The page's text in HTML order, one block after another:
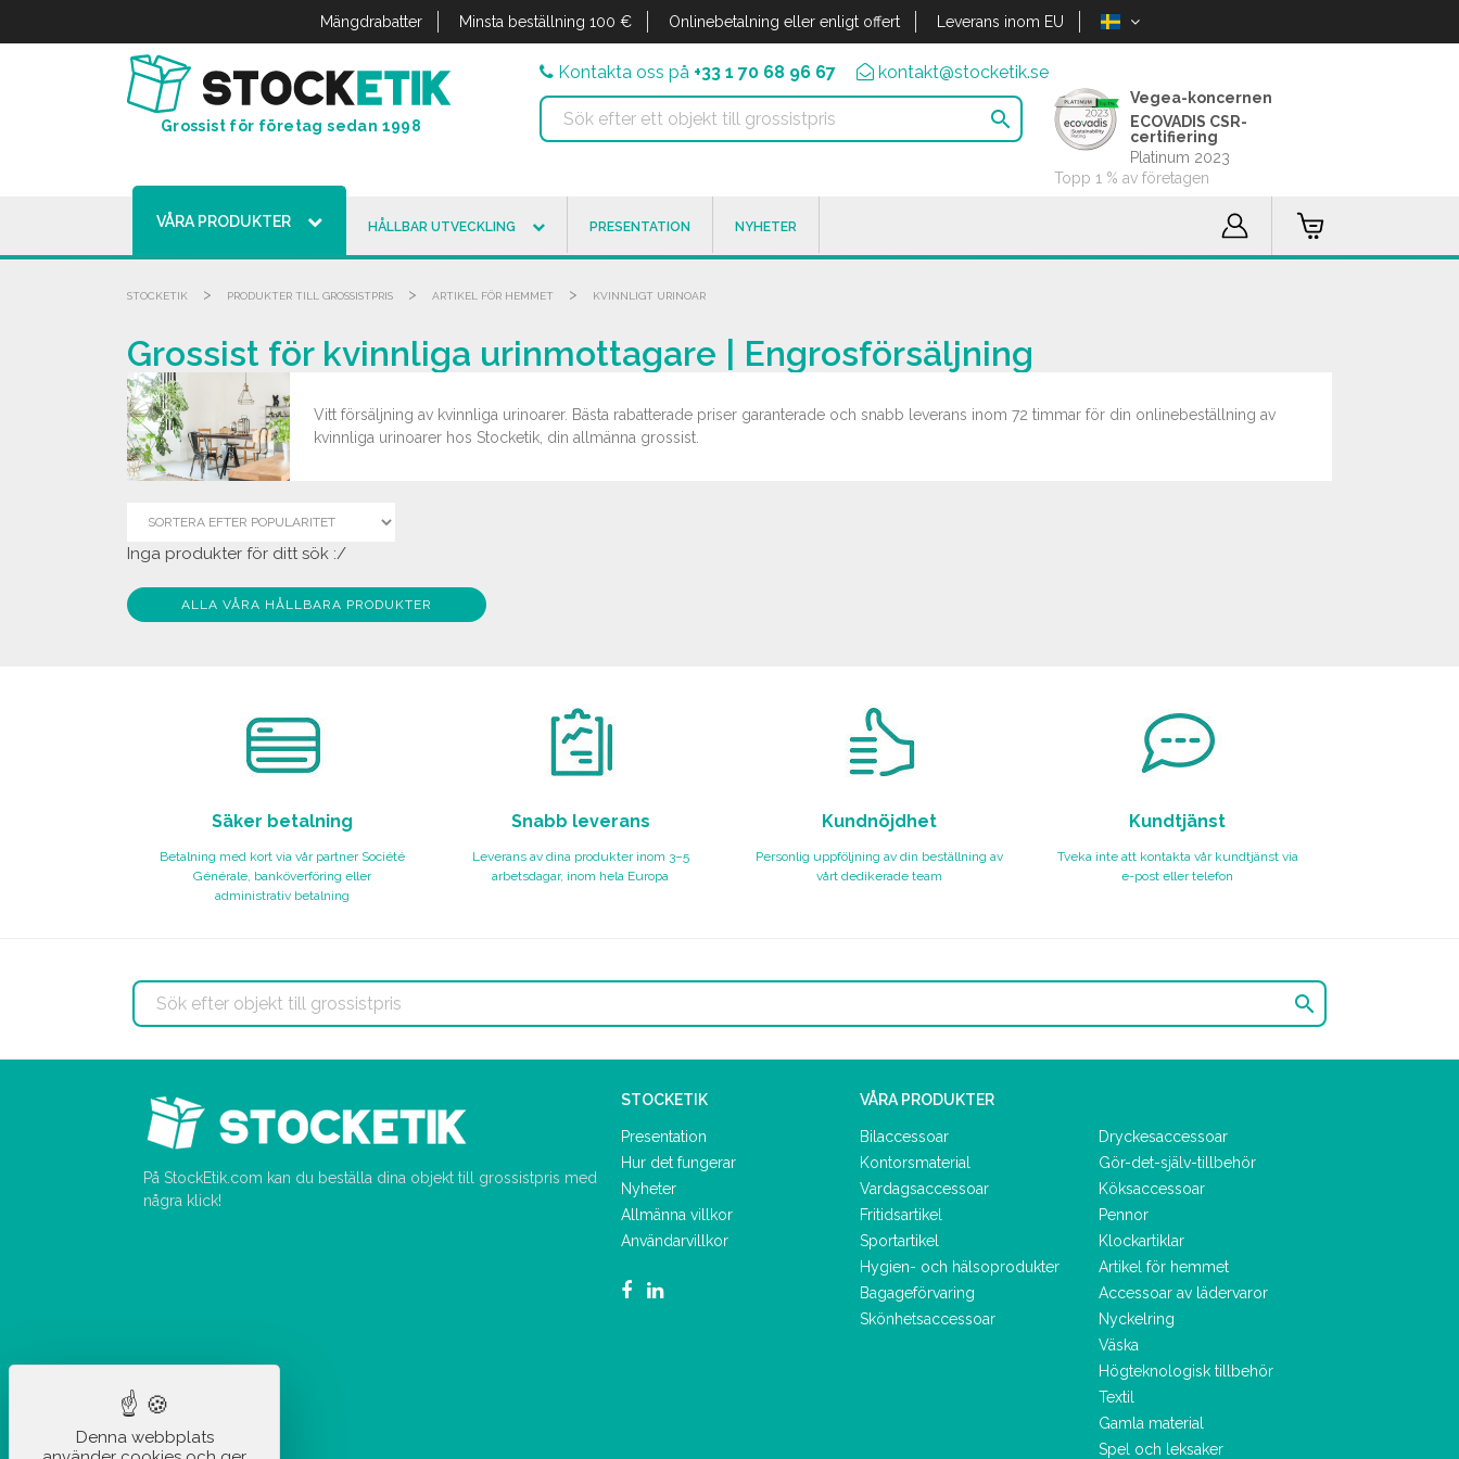
Mängdrabatter Minsta beställning 100 € Onlinebetalning eller enligt offert Leverans inom EU
Grossist för företag sedan 1998
Kontakta oss på +33 1 70 68 96 67 kontakt@stocketik.se

Vegea-koncernen
ECOVADIS CSR-
certifiering
Platinum 2023
Topp 1 % av företagen
VÅRA PRODUKTER HÅLLBAR UTVECKLING PRESENTATION NYHETER
STOCKETIK > PRODUKTER TILL GROSSISTPRIS > ARTIKEL FÖR HEMMET > KVINNLIGT URINOAR
Grossist för kvinnliga urinmottagare | Engrosförsäljning
Vitt försäljning av kvinnliga urinoarer. Bästa rabatterade priser garanterade och snabb leverans inom 72 timmar för din onlinebeställning av
kvinnliga urinoarer hos Stocketik, din allmänna grossist.
Inga produkter för ditt sök :/
ALLA VÅRA HÅLLBARA PRODUKTER
Säker betalning
Betalning med kort via vår partner Société
Générale, banköverföring eller
administrativ betalning
Snabb leverans
Leverans av dina produkter inom 3–5
arbetsdagar, inom hela Europa
Kundnöjdhet
Personlig uppföljning av din beställning av
vårt dedikerade team
Kundtjänst
Tveka inte att kontakta vår kundtjänst via
e-post eller telefon

På StockEtik.com kan du beställa dina objekt till grossistpris med
några klick!
STOCKETIK
Presentation
Hur det fungerar
Nyheter
Allmänna villkor
Användarvillkor
VÅRA PRODUKTER
Bilaccessoar
Kontorsmaterial
Vardagsaccessoar
Fritidsartikel
Sportartikel
Hygien- och hälsoprodukter
Bagageförvaring
Skönhetsaccessoar
Dryckesaccessoar
Gör-det-själv-tillbehör
Köksaccessoar
Pennor
Klockartiklar
Artikel för hemmet
Accessoar av lädervaror
Nyckelring
Väska
Högteknologisk tillbehör
Textil
Gamla material
Spel och leksaker
Denna webbplats